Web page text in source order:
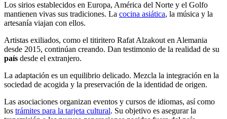
Los sirios establecidos en Europa, América del Norte y el Golfo
mantienen vivas sus tradiciones. La cocina asiática, la música y la
artesanía viajan con ellos.
Artistas exiliados, como el titiritero Rafat Alzakout en Alemania
desde 2015, continúan creando. Dan testimonio de la realidad de su
país desde el extranjero.
La adaptación es un equilibrio delicado. Mezcla la integración en la
sociedad de acogida y la preservación de la identidad de origen.
Las asociaciones organizan eventos y cursos de idiomas, así como
los trámites para la tarjeta cultural. Su objetivo es asegurar la